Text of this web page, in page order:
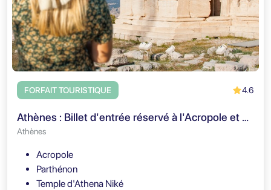
FORFAIT TOURISTIQUE 4.6
Athènes : Billet d'entrée réservé à l'Acropole et guide audio de la ville
Athènes
Acropole
Parthénon
Temple d'Athena Niké